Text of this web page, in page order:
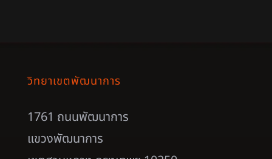
วิทยาเขตพัฒนาการ
1761 ถนนพัฒนาการ
แขวงพัฒนาการ